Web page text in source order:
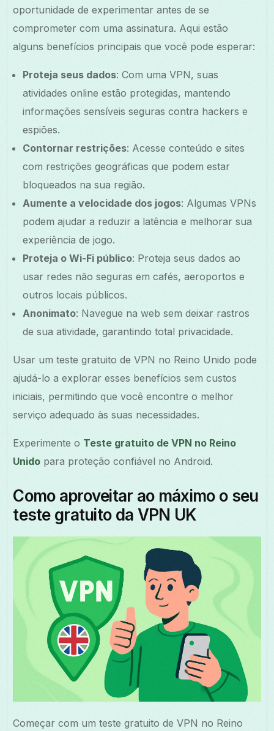
oportunidade de experimentar antes de se
comprometer com uma assinatura. Aqui estão
alguns benefícios principais que você pode esperar:
Proteja seus dados: Com uma VPN, suas
atividades online estão protegidas, mantendo
informações sensíveis seguras contra hackers e
espiões.
Contornar restrições: Acesse conteúdo e sites
com restrições geográficas que podem estar
bloqueados na sua região.
Aumente a velocidade dos jogos: Algumas VPNs
podem ajudar a reduzir a latência e melhorar sua
experiência de jogo.
Proteja o Wi-Fi público: Proteja seus dados ao
usar redes não seguras em cafés, aeroportos e
outros locais públicos.
Anonimato: Navegue na web sem deixar rastros
de sua atividade, garantindo total privacidade.
Usar um teste gratuito de VPN no Reino Unido pode
ajudá-lo a explorar esses benefícios sem custos
iniciais, permitindo que você encontre o melhor
serviço adequado às suas necessidades.
Experimente o Teste gratuito de VPN no Reino
Unido para proteção confiável no Android.
Como aproveitar ao máximo o seu
teste gratuito da VPN UK
Começar com um teste gratuito de VPN no Reino